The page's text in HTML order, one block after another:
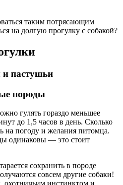
таким потрясающим
на долгую прогулку с собакой?
и пастушьи
породы
гулять гораздо меньшее
до 1,5 часов в день. Сколько
на погоду и желания питомца.
одинаковы — это стоит
сохранить в породе
совсем другие собаки!